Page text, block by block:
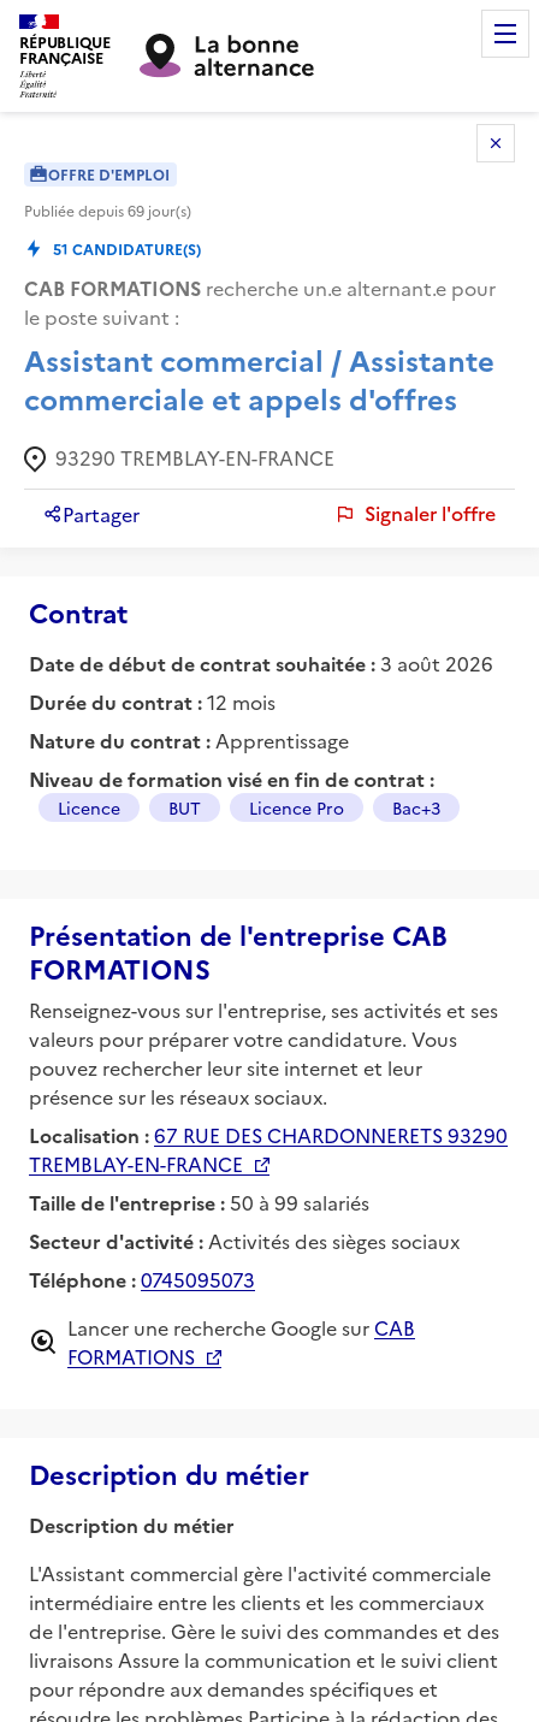
RÉPUBLIQUE
FRANÇAISE
OFFRE D'EMPLOI
Publiée depuis69 jour(s)
51 CANDIDATURE(S)
CAB FORMATIONS recherche un.e alternant.e pour
le poste suivant :
Assistant commercial / Assistante
commerciale et appels d'offres
93290 TREMBLAY-EN-FRANCE
Partager Signaler l'offre
Contrat
Date de début de contrat souhaitée : 3 août 2026
Durée du contrat :12 mois
Nature du contrat : Apprentissage
Niveau de formation visé en fin de contrat :
Licence BUT Licence Pro Bac+3
Présentation de l'entreprise CAB
FORMATIONS
Renseignez-vous sur l'entreprise, ses activités et ses
valeurs pour préparer votre candidature. Vous
pouvez rechercher leur site internet et leur
présence sur les réseaux sociaux.
Localisation :67 RUE DES CHARDONNERETS 93290
TREMBLAY-EN-FRANCE
Taille de l'entreprise : 50 à 99 salariés
Secteur d'activité : Activités des sièges sociaux
Téléphone :0745095073
Lancer une recherche Google surCAB
FORMATIONS
Description du métier
Description du métier
L'Assistant commercial gère l'activité commerciale
intermédiaire entre les clients et les commerciaux
de l'entreprise. Gère le suivi des commandes et des
livraisons Assure la communication et le suivi client
pour répondre aux demandes spécifiques et
résoudre les problèmes Participe à la rédaction des